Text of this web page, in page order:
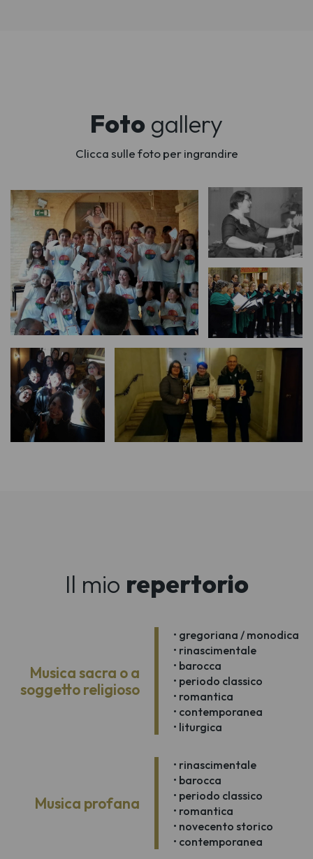
Foto gallery
Clicca sulle foto per ingrandire
Il mio repertorio
Musica sacra o a
soggetto religioso
• gregoriana / monodica
• rinascimentale
• barocca
• periodo classico
• romantica
• contemporanea
• liturgica
Musica profana
• rinascimentale
• barocca
• periodo classico
• romantica
• novecento storico
• contemporanea